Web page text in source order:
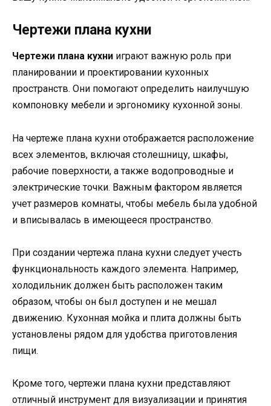
Чертежи плана кухни
Чертежи плана кухни играют важную роль при
планировании и проектировании кухонных
пространств. Они помогают определить наилучшую
компоновку мебели и эргономику кухонной зоны.
На чертеже плана кухни отображается расположение
всех элементов, включая столешницу, шкафы,
рабочие поверхности, а также водопроводные и
электрические точки. Важным фактором является
учет размеров комнаты, чтобы мебель была удобной
и вписывалась в имеющееся пространство.
При создании чертежа плана кухни следует учесть
функциональность каждого элемента. Например,
холодильник должен быть расположен таким
образом, чтобы он был доступен и не мешал
движению. Кухонная мойка и плита должны быть
установлены рядом для удобства приготовления
пищи.
Кроме того, чертежи плана кухни представляют
отличный инструмент для визуализации и принятия